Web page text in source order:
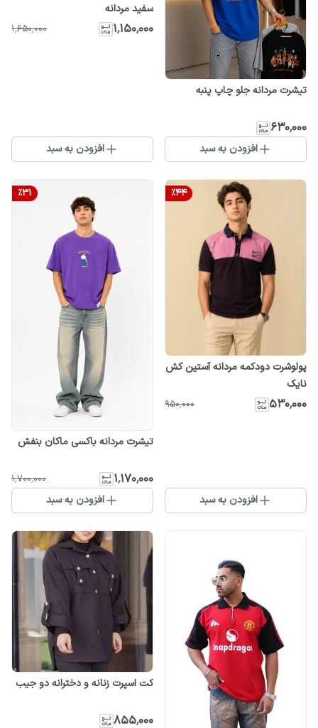
تیشرت مردانه جلو چاپ پنبه
۶۳۰٬۰۰۰
افزودن به سبد
سفید مردانه
۱٬۱۵۰٬۰۰۰ ۱٬۶۵۰٬۰۰۰
افزودن به سبد
%44
پولوشرت دودکمه مردانه آستین کش
نایک
۵۳۰٬۰۰۰ ۹۵۰٬۰۰۰
افزودن به سبد
%31
تیشرت مردانه باکسی ماکان بنفش
۱٬۱۷۰٬۰۰۰ ۱٬۷۰۰٬۰۰۰
افزودن به سبد
کت اسپرت زنانه و دخترانه دو جیب
۸۵۵٬۰۰۰